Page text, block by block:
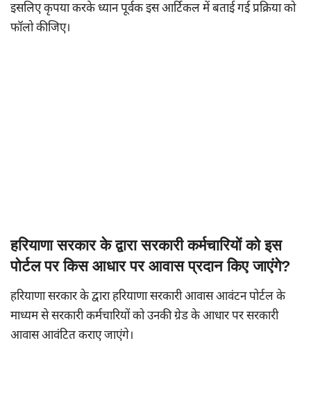
इसलिए कृपया करके ध्यान पूर्वक इस आर्टिकल में बताई गई प्रक्रिया को
फॉलो कीजिए।
हरियाणा सरकार के द्वारा सरकारी कर्मचारियों को इस
पोर्टल पर किस आधार पर आवास प्रदान किए जाएंगे?
हरियाणा सरकार के द्वारा हरियाणा सरकारी आवास आवंटन पोर्टल के
माध्यम से सरकारी कर्मचारियों को उनकी ग्रेड के आधार पर सरकारी
आवास आवंटित कराए जाएंगे।